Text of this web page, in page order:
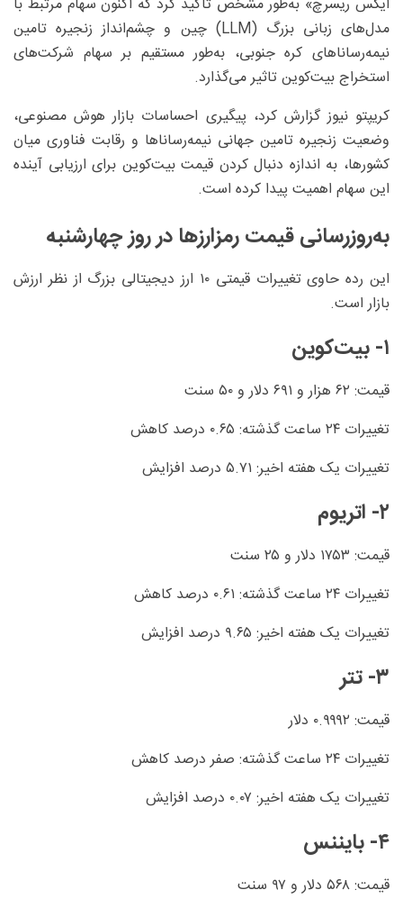
مدل‌های زبانی بزرگ (LLM) چین و چشم‌انداز زنجیره تامین
نیمه‌رساناهای کره جنوبی، به‌طور مستقیم بر سهام شرکت‌های
استخراج بیت‌کوین تاثیر می‌گذارد.
کریپتو نیوز گزارش کرد، پیگیری احساسات بازار هوش مصنوعی،
وضعیت زنجیره تامین جهانی نیمه‌رساناها و رقابت فناوری میان
کشورها، به اندازه دنبال کردن قیمت بیت‌کوین برای ارزیابی آینده
این سهام اهمیت پیدا کرده است.
به‌روزرسانی قیمت رمزارزها در روز چهارشنبه
این رده حاوی تغییرات قیمتی ۱۰ ارز دیجیتالی بزرگ از نظر ارزش
بازار است.
۱- بیت‌کوین
قیمت: ۶۲ هزار و ۶۹۱ دلار و ۵۰ سنت
تغییرات ۲۴ ساعت گذشته: ۰.۶۵ درصد کاهش
تغییرات یک هفته اخیر: ۵.۷۱ درصد افزایش
۲- اتریوم
قیمت: ۱۷۵۳ دلار و ۲۵ سنت
تغییرات ۲۴ ساعت گذشته: ۰.۶۱ درصد کاهش
تغییرات یک هفته اخیر: ۹.۶۵ درصد افزایش
۳- تتر
قیمت: ۰.۹۹۹۲ دلار
تغییرات ۲۴ ساعت گذشته: صفر درصد کاهش
تغییرات یک هفته اخیر: ۰.۰۷ درصد افزایش
۴- بایننس‌
قیمت: ۵۶۸ دلار و ۹۷ سنت